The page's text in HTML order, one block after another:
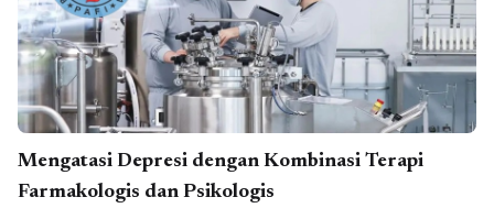
Mengatasi Depresi dengan Kombinasi Terapi
Farmakologis dan Psikologis